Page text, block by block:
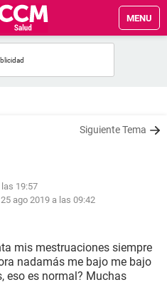
MENU
Siguiente Tema
19:57
25 ago 2019 a las 09:42
mis mestruaciones siempre
nadamás me bajo me bajo
eso es normal? Muchas